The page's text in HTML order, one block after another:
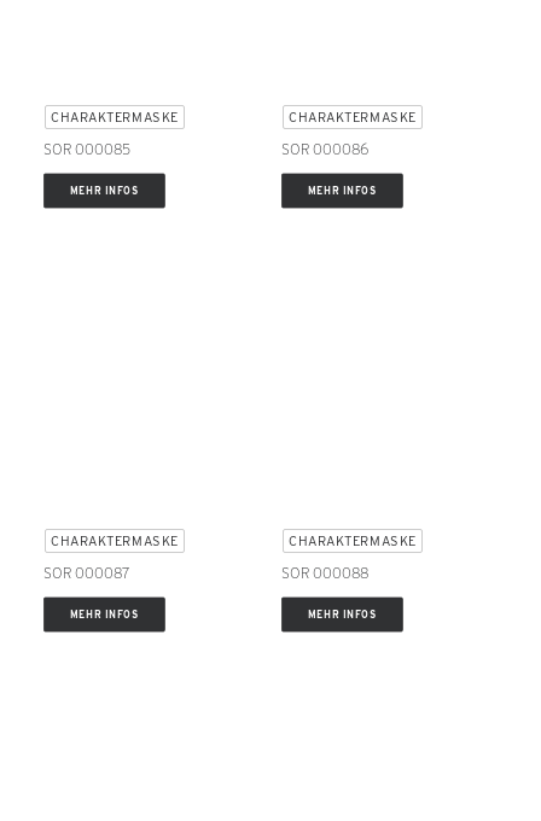
CHARAKTERMASKE
SOR 000085
MEHR INFOS
CHARAKTERMASKE
SOR 000086
MEHR INFOS
CHARAKTERMASKE
SOR 000087
MEHR INFOS
CHARAKTERMASKE
SOR 000088
MEHR INFOS